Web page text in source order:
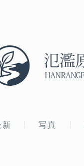
新 写真